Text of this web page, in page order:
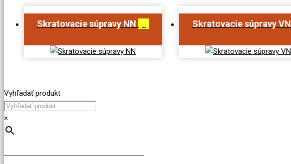
Skratovacie súpravy NN (5) Skratovacie súpravy VN
Vyhľadať produkt
×